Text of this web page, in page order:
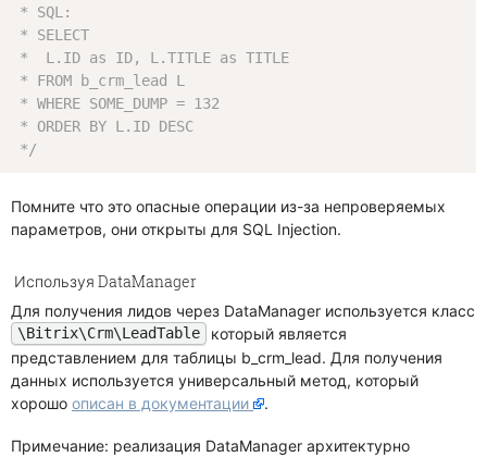
* SQL:
* SELECT
*  L.ID as ID, L.TITLE as TITLE
* FROM b_crm_lead L
* WHERE SOME_DUMP = 132
* ORDER BY L.ID DESC
*/
Помните что это опасные операции из-за непроверяемых
параметров, они открыты для SQL Injection.
Используя DataManager
Для получения лидов через DataManager используется класс
\Bitrix\Crm\LeadTable
который является
представлением для таблицы b_crm_lead. Для получения
данных используется универсальный метод, который
хорошо описан в документации .
Примечание: реализация DataManager архитектурно